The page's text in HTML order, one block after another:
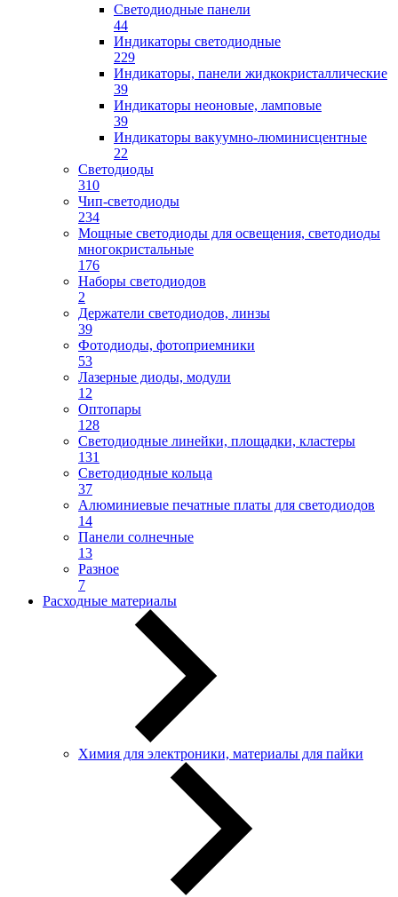
Светодиодные панели
44
Индикаторы светодиодные
229
Индикаторы, панели жидкокристаллические
39
Индикаторы неоновые, ламповые
39
Индикаторы вакуумно-люминисцентные
22
Светодиоды
310
Чип-светодиоды
234
Мощные светодиоды для освещения, светодиоды
многокристальные
176
Наборы светодиодов
2
Держатели светодиодов, линзы
39
Фотодиоды, фотоприемники
53
Лазерные диоды, модули
12
Оптопары
128
Светодиодные линейки, площадки, кластеры
131
Светодиодные кольца
37
Алюминиевые печатные платы для светодиодов
14
Панели солнечные
13
Разное
7
Расходные материалы
Химия для электроники, материалы для пайки